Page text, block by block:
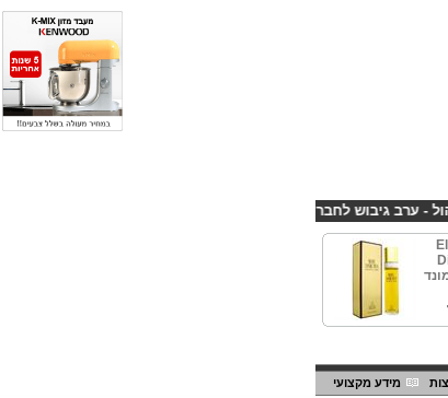
קורס פליירינג הנחה 10% לנרשמים דרך אתר CHEAPSHOP לחברות
מידע מקצועי